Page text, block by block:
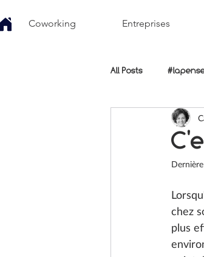
Coworking Entreprises
All Posts
chez
plus